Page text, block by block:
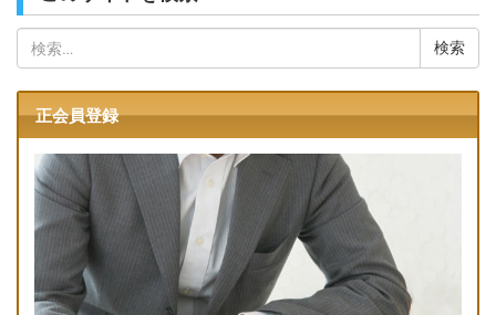
索:
正会員登録